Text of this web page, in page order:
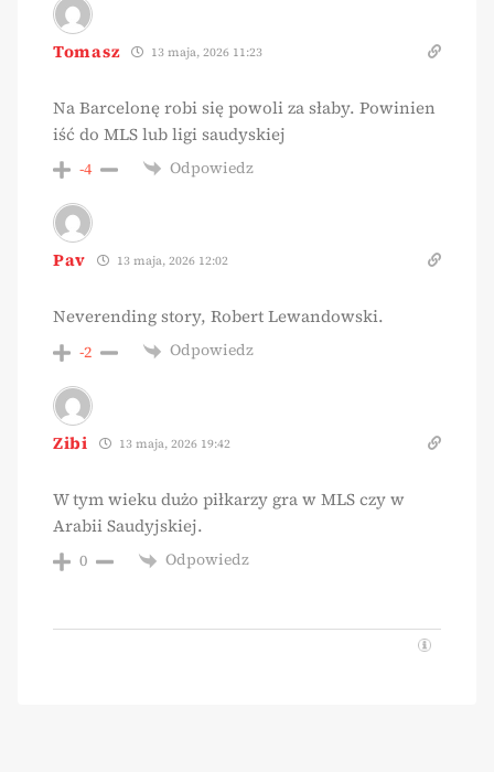
Tomasz 13 maja, 2026 11:23
Na Barcelonę robi się powoli za słaby. Powinien
iść do MLS lub ligi saudyskiej
-4 Odpowiedz
Pav 13 maja, 2026 12:02
Neverending story, Robert Lewandowski.
-2 Odpowiedz
Zibi 13 maja, 2026 19:42
W tym wieku dużo piłkarzy gra w MLS czy w
Arabii Saudyjskiej.
0 Odpowiedz